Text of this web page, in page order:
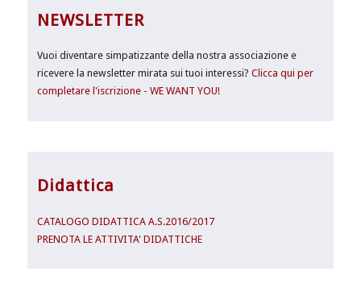
NEWSLETTER
Vuoi diventare simpatizzante della nostra associazione e
ricevere la newsletter mirata sui tuoi interessi?Clicca qui per
completare l'iscrizione - WE WANT YOU!
Didattica
CATALOGO DIDATTICA A.S.2016/2017
PRENOTA LE ATTIVITA' DIDATTICHE